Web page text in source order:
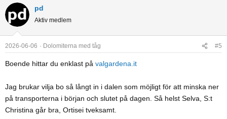
a
c
t
i
o
n
s
pd
Aktiv medlem
2026-06-06 Dolomiterna med tåg #5
Boende hittar du enklast på valgardena.it
Jag brukar vilja bo så långt in i dalen som möjligt för att minska ner
på transporterna i början och slutet på dagen. Så helst Selva, S:t
Christina går bra, Ortisei tveksamt.